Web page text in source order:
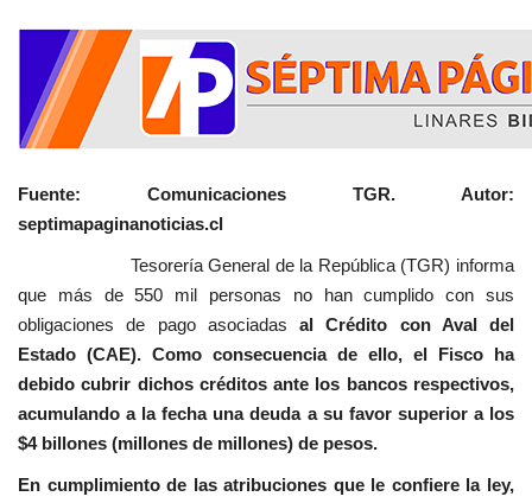
Fuente: Comunicaciones TGR. Autor:
septimapaginanoticias.cl
Tesorería General de la República (TGR) informa
que más de 550 mil personas no han cumplido con sus
obligaciones de pago asociadas al Crédito con Aval del
Estado (CAE). Como consecuencia de ello, el Fisco ha
debido cubrir dichos créditos ante los bancos respectivos,
acumulando a la fecha una deuda a su favor superior a los
$4 billones (millones de millones) de pesos.
En cumplimiento de las atribuciones que le confiere la ley,